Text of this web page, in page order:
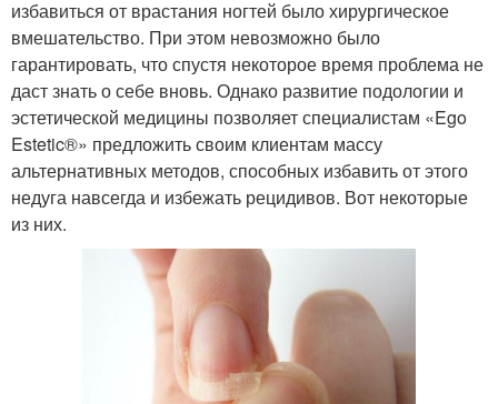
избавиться от врастания ногтей было хирургическое
вмешательство. При этом невозможно было
гарантировать, что спустя некоторое время проблема не
даст знать о себе вновь. Однако развитие подологии и
эстетической медицины позволяет специалистам «Ego
Estetic®» предложить своим клиентам массу
альтернативных методов, способных избавить от этого
недуга навсегда и избежать рецидивов. Вот некоторые
из них.